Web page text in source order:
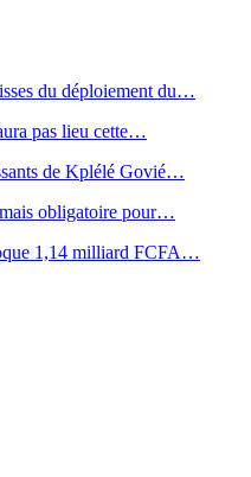
du déploiement du…
pas lieu cette…
de Kplélé Govié…
obligatoire pour…
1,14 milliard FCFA…